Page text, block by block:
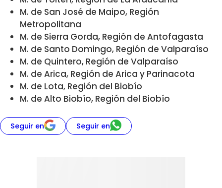
M. de San José de Maipo, Región
Metropolitana
M. de Sierra Gorda, Región de Antofagasta
M. de Santo Domingo, Región de Valparaíso
M. de Quintero, Región de Valparaíso
M. de Arica, Región de Arica y Parinacota
M. de Lota, Región del Biobío
M. de Alto Biobío, Región del Biobío
Seguir en Seguir en